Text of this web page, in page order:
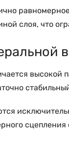
слоя, что